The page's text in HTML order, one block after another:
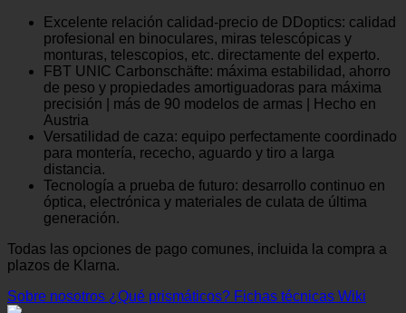
Excelente relación calidad-precio de DDoptics: calidad
profesional en binoculares, miras telescópicas y
monturas, telescopios, etc. directamente del experto.
FBT UNIC Carbonschäfte: máxima estabilidad, ahorro
de peso y propiedades amortiguadoras para máxima
precisión | más de 90 modelos de armas | Hecho en
Austria
Versatilidad de caza: equipo perfectamente coordinado
para montería, rececho, aguardo y tiro a larga
distancia.
Tecnología a prueba de futuro: desarrollo continuo en
óptica, electrónica y materiales de culata de última
generación.
Todas las opciones de pago comunes, incluida la compra a
plazos de Klarna.
Sobre nosotros ¿Qué prismáticos? Fichas técnicas Wiki